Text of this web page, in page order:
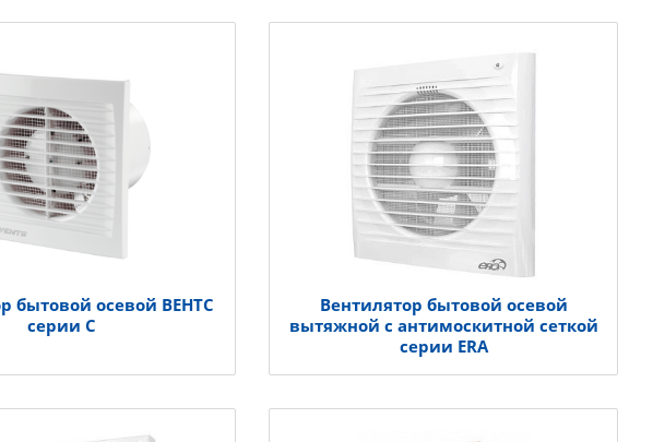
бытовой осевой ВЕНТС
серии С
Вентилятор бытовой осевой
вытяжной с антимоскитной сеткой
серии ERA